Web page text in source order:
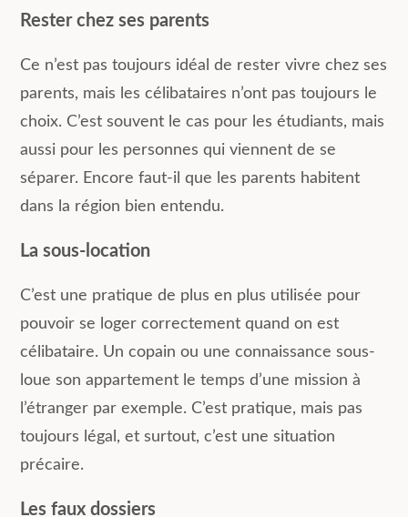
Rester chez ses parents
Ce n’est pas toujours idéal de rester vivre chez ses
parents, mais les célibataires n’ont pas toujours le
choix. C’est souvent le cas pour les étudiants, mais
aussi pour les personnes qui viennent de se
séparer. Encore faut-il que les parents habitent
dans la région bien entendu.
La sous-location
C’est une pratique de plus en plus utilisée pour
pouvoir se loger correctement quand on est
célibataire. Un copain ou une connaissance sous-
loue son appartement le temps d’une mission à
l’étranger par exemple. C’est pratique, mais pas
toujours légal, et surtout, c’est une situation
précaire.
Les faux dossiers